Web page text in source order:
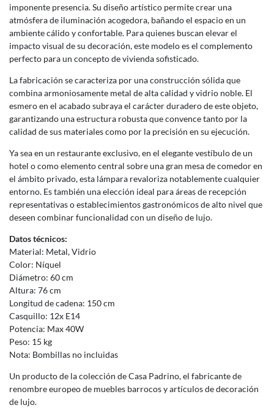
imponente presencia. Su diseño artístico permite crear una
atmósfera de iluminación acogedora, bañando el espacio en un
ambiente cálido y confortable. Para quienes buscan elevar el
impacto visual de su decoración, este modelo es el complemento
perfecto para un concepto de vivienda sofisticado.
La fabricación se caracteriza por una construcción sólida que
combina armoniosamente metal de alta calidad y vidrio noble. El
esmero en el acabado subraya el carácter duradero de este objeto,
garantizando una estructura robusta que convence tanto por la
calidad de sus materiales como por la precisión en su ejecución.
Ya sea en un restaurante exclusivo, en el elegante vestíbulo de un
hotel o como elemento central sobre una gran mesa de comedor en
el ámbito privado, esta lámpara revaloriza notablemente cualquier
entorno. Es también una elección ideal para áreas de recepción
representativas o establecimientos gastronómicos de alto nivel que
deseen combinar funcionalidad con un diseño de lujo.
Datos técnicos:
Material: Metal, Vidrio
Color: Níquel
Diámetro: 60 cm
Altura: 76 cm
Longitud de cadena: 150 cm
Casquillo: 12x E14
Potencia: Max 40W
Peso: 15 kg
Nota: Bombillas no incluidas
Un producto de la colección de Casa Padrino, el fabricante de
renombre europeo de muebles barrocos y artículos de decoración
de lujo.